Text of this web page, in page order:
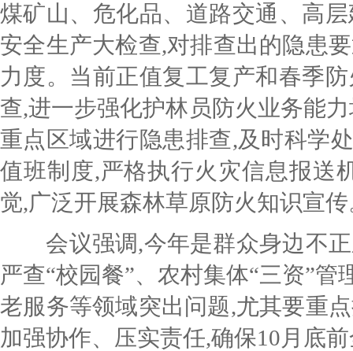
煤矿山、危化品、道路交通、高
安全生产大检查,对排查出的隐患
力度。当前正值复工复产和春季
查,进一步强化护林员防火业务能
重点区域进行隐患排查,及时科学
值班制度,严格执行火灾信息报送
觉,广泛开展森林草原防火知识宣
会议强调,今年是群众身边不正
严查“校园餐”、农村集体“三资”
老服务等领域突出问题,尤其要重
加强协作、压实责任,确保10月底